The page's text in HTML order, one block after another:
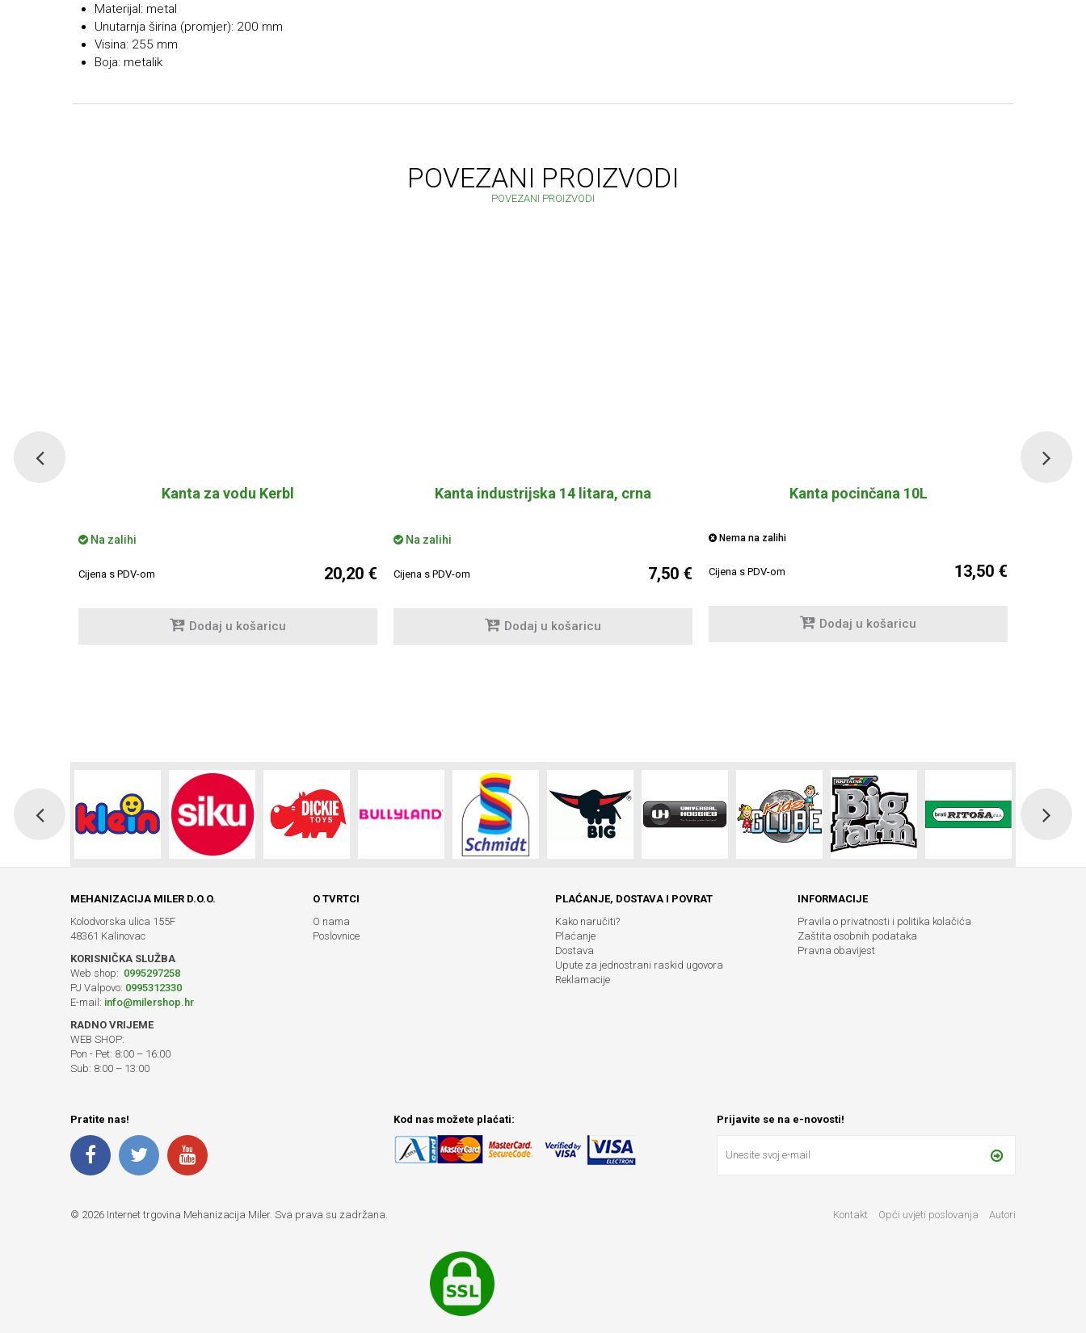
Materijal: metal
Unutarnja širina (promjer): 200 mm
Visina: 255 mm
Boja: metalik
POVEZANI PROIZVODI
POVEZANI PROIZVODI
Kanta za vodu Kerbl
Na zalihi
Cijena s PDV-om 20,20 €
Dodaj u košaricu
Kanta industrijska 14 litara, crna
Na zalihi
Cijena s PDV-om 7,50 €
Dodaj u košaricu
Kanta pocinčana 10L
Nema na zalihi
Cijena s PDV-om 13,50 €
Dodaj u košaricu
MEHANIZACIJA MILER D.O.O.
Kolodvorska ulica 155F
48361 Kalinovac
KORISNIČKA SLUŽBA
Web shop: 0995297258
PJ Valpovo: 0995312330
E-mail: info@milershop.hr
RADNO VRIJEME
WEB SHOP:
Pon - Pet: 8:00 – 16:00
Sub: 8:00 – 13:00
O TVRTCI
O nama
Poslovnice
PLAĆANJE, DOSTAVA I POVRAT
Kako naručiti?
Plaćanje
Dostava
Upute za jednostrani raskid ugovora
Reklamacije
INFORMACIJE
Pravila o privatnosti i politika kolačića
Zaštita osobnih podataka
Pravna obavijest
Pratite nas! Kod nas možete plaćati: Prijavite se na e-novosti!
© 2026 Internet trgovina Mehanizacija Miler. Sva prava su zadržana. Kontakt Opći uvjeti poslovanja Autori